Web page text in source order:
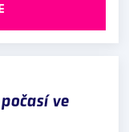
ve